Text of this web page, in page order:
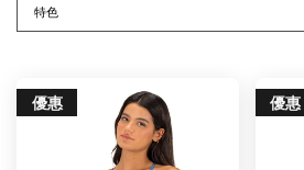
優惠 優惠